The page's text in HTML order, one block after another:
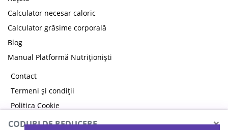
Calculator necesar caloric
Calculator grăsime corporală
Blog
Manual Platformă Nutriționiști
Contact
Termeni și condiții
Politica Cookie
Politica de confidențialitate
CODURI DE REDUCERE ×